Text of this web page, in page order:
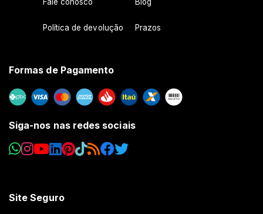
Fale conosco Blog
Política de devolução Prazos
Formas de Pagamento
Siga-nos nas redes sociais
Site Seguro